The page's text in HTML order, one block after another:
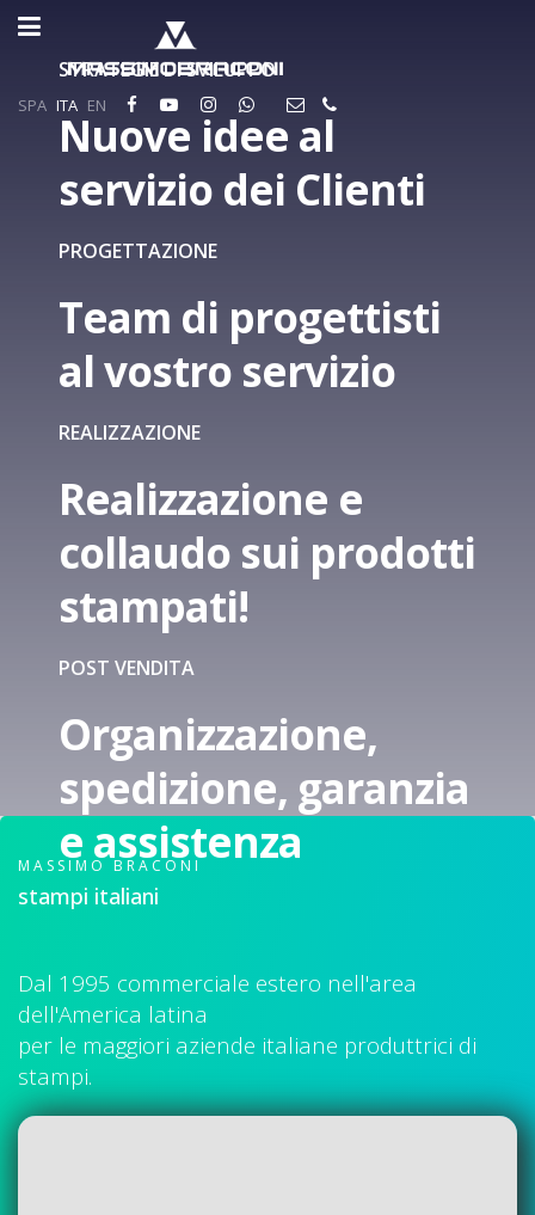
SPA ITA EN
STRATEGIE DI SVILUPPO
Nuove idee al
servizio dei Clienti
PROGETTAZIONE
Team di progettisti
al vostro servizio
REALIZZAZIONE
Realizzazione e
collaudo sui prodotti
stampati!
POST VENDITA
Organizzazione,
spedizione, garanzia
e assistenza
MASSIMO BRACONI
stampi italiani
Dal 1995 commerciale estero nell'area
dell'America latina
per le maggiori aziende italiane produttrici di
stampi.